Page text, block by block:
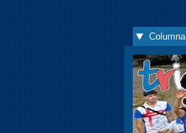
Columna